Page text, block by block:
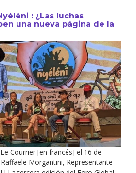
: ¿Las luchas
una nueva página de la
Courrier [en francés] el 16 de
Morgantini, Representante